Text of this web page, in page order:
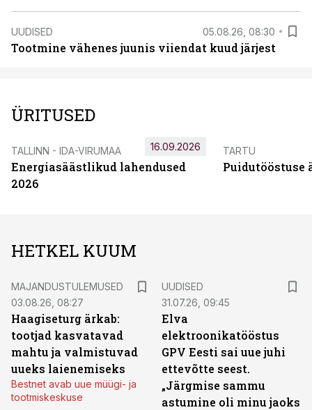
UUDISED 05.08.26, 08:30
Tootmine vähenes juunis viiendat kuud järjest
ÜRITUSED
TALLINN - IDA-VIRUMAA
Energiasäästlikud lahendused
2026
16.09.2026 TARTU
Puidutööstuse
HETKEL KUUM
MAJANDUSTULEMUSED
03.08.26, 08:27
Haagiseturg ärkab:
tootjad kasvatavad
mahtu ja valmistuvad
uueks laienemiseks
Bestnet avab uue müügi- ja
tootmiskeskuse
UUDISED
31.07.26, 09:45
Elva
elektroonikatööstus
GPV Eesti sai uue juhi
ettevõtte seest.
„Järgmise sammu
astumine oli minu jaoks